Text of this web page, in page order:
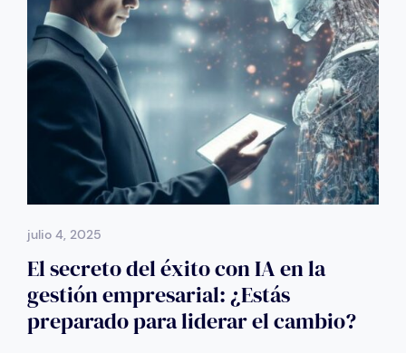
julio 4, 2025
El secreto del éxito con IA en la
gestión empresarial: ¿Estás
preparado para liderar el cambio?